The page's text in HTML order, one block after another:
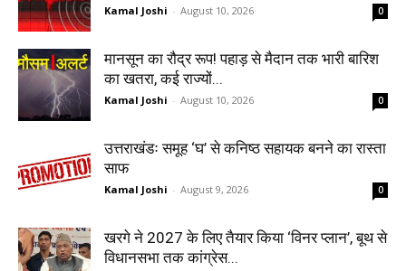
Kamal Joshi - August 10, 2026 0
मानसून का रौद्र रूप! पहाड़ से मैदान तक भारी बारिश
का खतरा, कई राज्यों...
Kamal Joshi - August 10, 2026 0
उत्तराखंडः समूह ‘घ’ से कनिष्ठ सहायक बनने का रास्ता
साफ
Kamal Joshi - August 9, 2026 0
खरगे ने 2027 के लिए तैयार किया ‘विनर प्लान’, बूथ से
विधानसभा तक कांग्रेस...